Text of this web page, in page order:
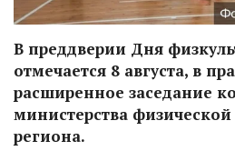
В преддверии Дня
отмечается 8 августа, в
расширенное заседание
министерства
региона.